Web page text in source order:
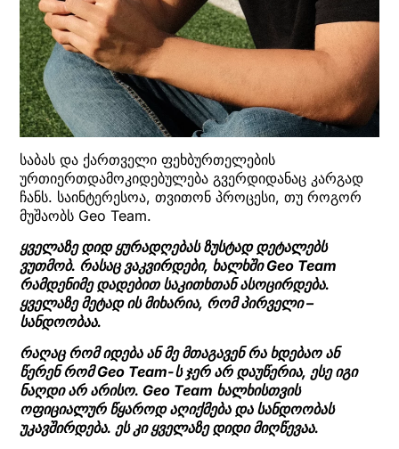
საბას და ქართველი ფეხბურთელების
ურთიერთდამოკიდებულება გვერდიდანაც კარგად
ჩანს. საინტერესოა, თვითონ პროცესი, თუ როგორ
მუშაობს Geo Team.
ყველაზე დიდ ყურადღებას ზუსტად დეტალებს
ვუთმობ. რასაც ვაკვირდები, ხალხში Geo Team
რამდენიმე დადებით საკითხთან ასოცირდება.
ყველაზე მეტად ის მიხარია, რომ პირველი –
სანდოობაა.
რაღაც რომ იდება ან მე მთაგავენ რა ხდებაო ან
წერენ რომ Geo Team-ს ჯერ არ დაუწერია, ესე იგი
ნაღდი არ არისო. Geo Team ხალხისთვის
ოფიციალურ წყაროდ აღიქმება და სანდოობას
უკავშირდება. ეს კი ყველაზე დიდი მიღწევაა.